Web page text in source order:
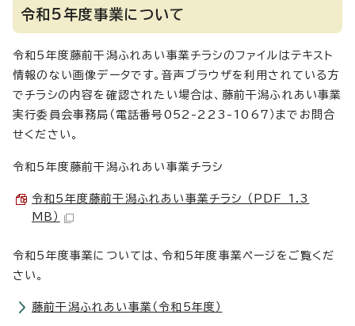
令和5年度事業について
令和5年度藤前干潟ふれあい事業チラシのファイルはテキスト
情報のない画像データです。音声ブラウザを利用されている方
でチラシの内容を確認されたい場合は、藤前干潟ふれあい事業
実行委員会事務局（電話番号052-223-1067）までお問合
せください。
令和5年度藤前干潟ふれあい事業チラシ
令和5年度藤前干潟ふれあい事業チラシ （PDF 1.3
MB）
令和5年度事業については、令和5年度事業ページをご覧くだ
さい。
藤前干潟ふれあい事業（令和5年度）